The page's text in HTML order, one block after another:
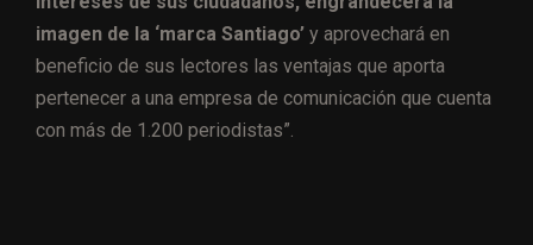
imagen de la ‘marca Santiago’ y aprovechará en
beneficio de sus lectores las ventajas que aporta
pertenecer a una empresa de comunicación que cuenta
con más de 1.200 periodistas”.